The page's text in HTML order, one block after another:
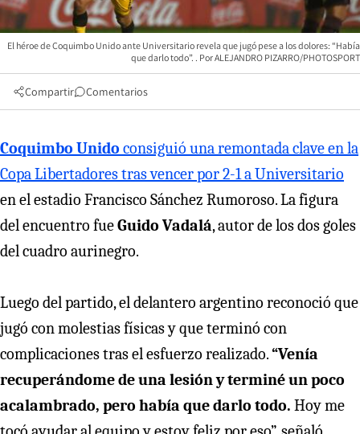
El héroe de Coquimbo Unido ante Universitario revela que jugó pese a los dolores: “Había
que darlo todo”.
ALEJANDRO PIZARRO/PHOTOSPORT
Compartir Comentarios
Coquimbo Unido consiguió una remontada clave en la
Copa Libertadores tras vencer por 2-1 a Universitario
en el estadio Francisco Sánchez Rumoroso. La figura
del encuentro fueGuido Vadalá, autor de los dos goles
del cuadro aurinegro.
Luego del partido, el delantero argentino reconoció que
jugó con molestias físicas y que terminó con
complicaciones tras el esfuerzo realizado.“Venía
recuperándome de una lesión y terminé un poco
acalambrado, pero había que darlo todo. Hoy me